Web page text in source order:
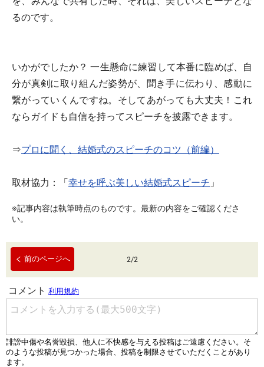
るのです。
いかがでしたか？ 一生懸命に練習して本番に臨めば、自
分が真剣に取り組んだ姿勢が、聞き手に伝わり、感動に
繋がっていくんですね。そしてあがっても大丈夫！これ
ならガイドも自信を持ってスピーチを披露できます。
⇒プロに聞く、結婚式のスピーチのコツ（前編）
取材協力：「幸せを呼ぶ美しい結婚式スピーチ 」
※記事内容は執筆時点のものです。最新の内容をご確認くださ
い。
前のページへ 2/2